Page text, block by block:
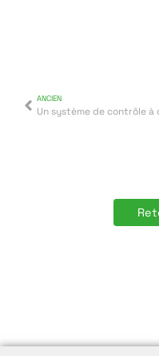
ANCIEN